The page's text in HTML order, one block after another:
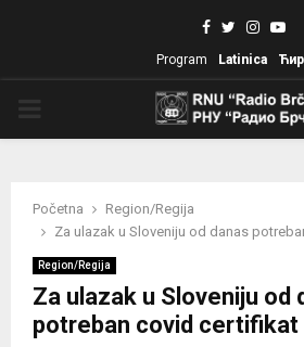
Facebook
Twitter
Program Latinica
Početna
Region/Regija
Za ulazak u Sloveniju od danas
Region/Regija
Za ulazak u Sloveniju od
potreban covid certifikat